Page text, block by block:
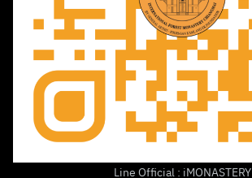
Line Official : iMONASTERY